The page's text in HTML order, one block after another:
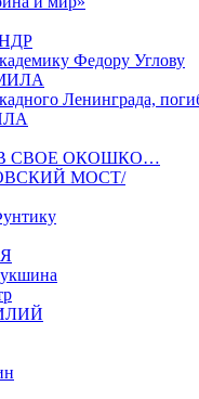
Федору Углову
Ленинграда,
СВОЕ ОКОШКО…
МОСТ/